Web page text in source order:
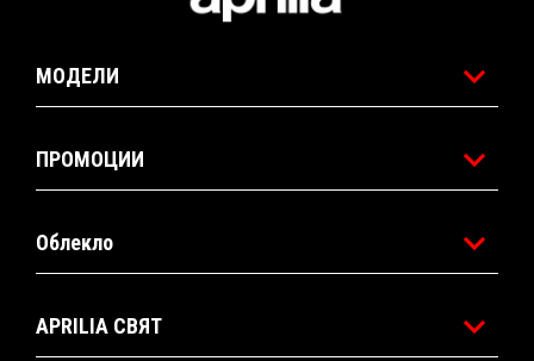
МОДЕЛИ
ПРОМОЦИИ
Облекло
APRILIA СВЯТ